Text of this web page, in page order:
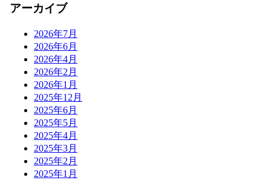
アーカイブ
2026年7月
2026年6月
2026年4月
2026年2月
2026年1月
2025年12月
2025年6月
2025年5月
2025年4月
2025年3月
2025年2月
2025年1月